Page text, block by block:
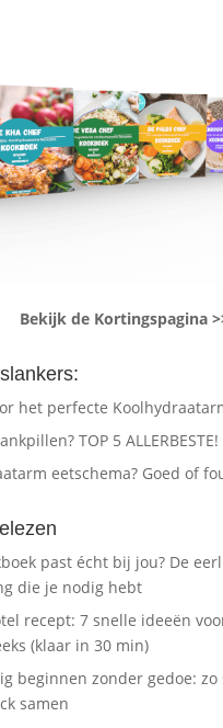
Bekijk de Kortingspagina
het perfecte
TOP 5 ALLERBESTE!
eetschema? Goed of
past écht bij jou? De
die je nodig hebt
recept: 7 snelle ideeën
(klaar in 30 min)
beginnen zonder gedoe:
samen